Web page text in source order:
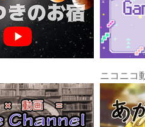
ニコニコ